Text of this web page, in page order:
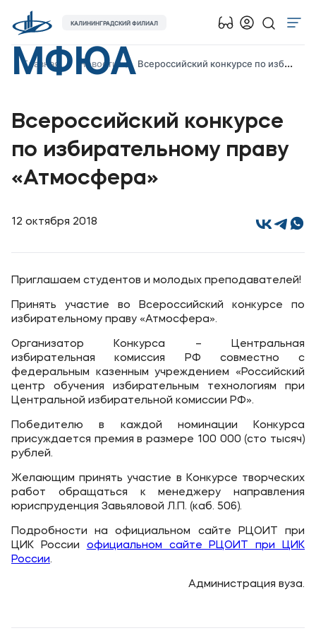
МФЮА
КАЛИНИНГРАДСКИЙ ФИЛИАЛ
Об университете
Абитуриенту
Наука
Карьера
Уровни образования
Среднее профессиональное образование
Высшее образование
Медиа
Объявления
Новости
Контакты
Главная Новости Всероссийский конкурсе по избирательному праву «Атмосфера»
Всероссийский конкурсе
по избирательному праву
«Атмосфера»
12 октября 2018
Приглашаем студентов и молодых преподавателей!
Принять участие во Всероссийский конкурсе по
избирательному праву «Атмосфера».
Организатор Конкурса – Центральная
избирательная комиссия РФ совместно с
федеральным казенным учреждением «Российский
центр обучения избирательным технологиям при
Центральной избирательной комиссии РФ».
Победителю в каждой номинации Конкурса
присуждается премия в размере 100 000 (сто тысяч)
рублей.
Желающим принять участие в Конкурсе творческих
работ обращаться к менеджеру направления
юриспруденция Завьяловой Л.П. (каб. 506).
Подробности на официальном сайте РЦОИТ при
ЦИК России официальном сайте РЦОИТ при ЦИК
России.
Администрация вуза.